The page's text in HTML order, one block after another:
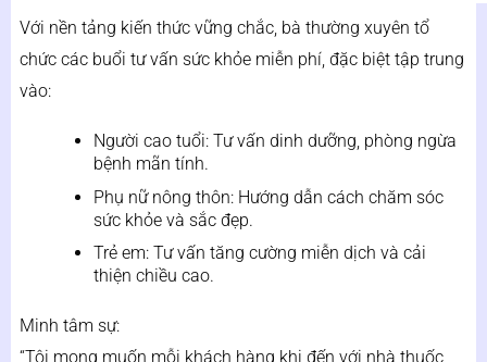
Với nền tảng kiến thức vững chắc, bà thường xuyên tổ
chức các buổi tư vấn sức khỏe miễn phí, đặc biệt tập trung
vào:
Người cao tuổi: Tư vấn dinh dưỡng, phòng ngừa
bệnh mãn tính.
Phụ nữ nông thôn: Hướng dẫn cách chăm sóc
sức khỏe và sắc đẹp.
Trẻ em: Tư vấn tăng cường miễn dịch và cải
thiện chiều cao.
Minh tâm sự:
“Tôi mong muốn mỗi khách hàng khi đến với nhà thuốc